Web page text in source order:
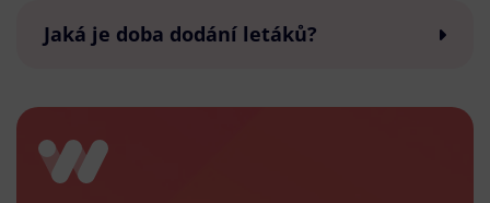
Jaká je doba dodání letáků?